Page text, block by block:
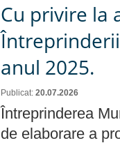
Cu privire la
anul 2025.
Publicat: 20.07.2026
Întreprinderea
de elaborare a